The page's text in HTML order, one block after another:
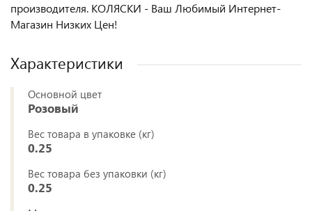
производителя. КОЛЯСКИ - Ваш Любимый Интернет-
Магазин Низких Цен!
Характеристики
Основной цвет
Розовый
Вес товара в упаковке (кг)
0.25
Вес товара без упаковки (кг)
0.25